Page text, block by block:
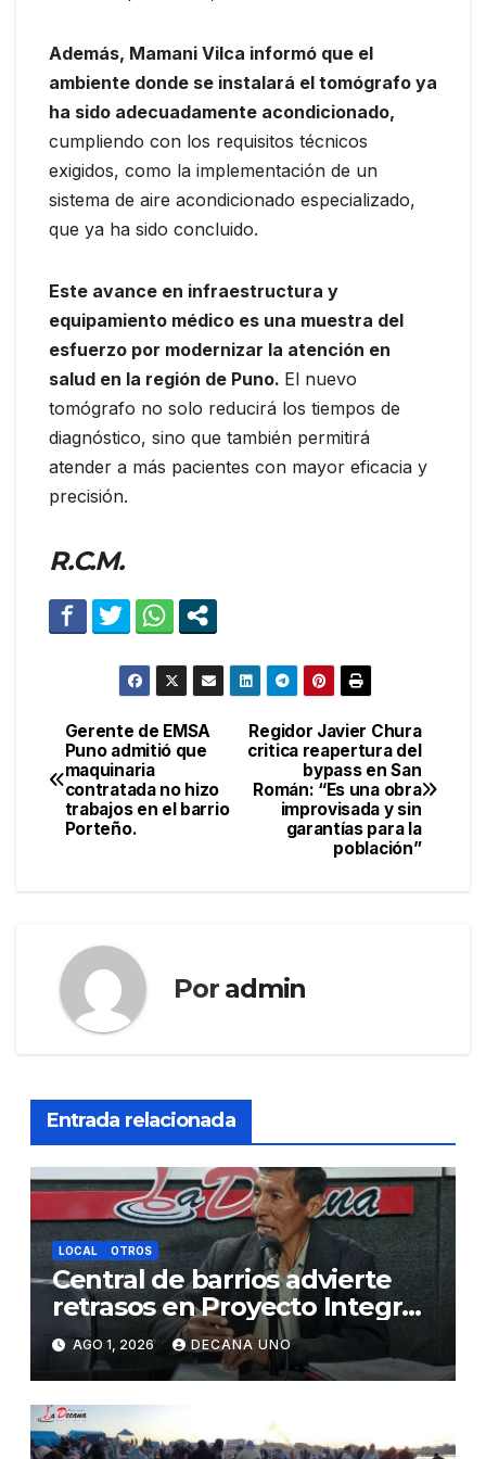
Además, Mamani Vilca informó que el
ambiente donde se instalará el tomógrafo ya
ha sido adecuadamente acondicionado,
cumpliendo con los requisitos técnicos
exigidos, como la implementación de un
sistema de aire acondicionado especializado,
que ya ha sido concluido.
Este avance en infraestructura y
equipamiento médico es una muestra del
esfuerzo por modernizar la atención en
salud en la región de Puno. El nuevo
tomógrafo no solo reducirá los tiempos de
diagnóstico, sino que también permitirá
atender a más pacientes con mayor eficacia y
precisión.
R.C.M.
Navegación
de
entradas
Regidor Javier Chura
critica reapertura del
bypass en San
Román: “Es una obra
improvisada y sin
garantías para la
población”
Gerente de EMSA
Puno admitió que
maquinaria
contratada no hizo
trabajos en el barrio
Porteño.
Por admin
Entrada relacionada
LOCAL OTROS
Central de barrios advierte
retrasos en Proyecto Integral
de Agua y Alcantarillado para
Juliaca
AGO 1, 2026 DECANA UNO